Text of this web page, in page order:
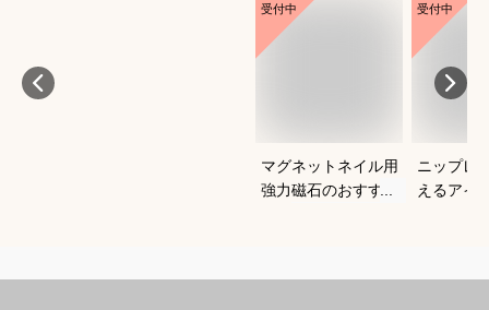
受付中
マグネットネイル用
強力磁石のおすすめ
受付中
ニップレ
えるアイ